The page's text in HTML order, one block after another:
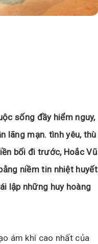
sống đầy hiểm nguy,
lãng mạn. tình yêu, thù
bối đi trước, Hoắc Vũ
niềm tin nhiệt huyết
lập những huy hoàng
ám khí cao nhất của